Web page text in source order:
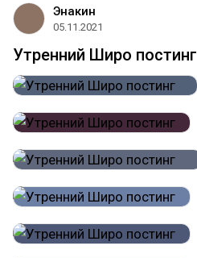
Энакин
05.11.2021
Утренний Широ постинг